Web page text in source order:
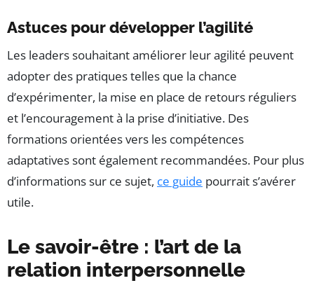
Astuces pour développer l’agilité
Les leaders souhaitant améliorer leur agilité peuvent
adopter des pratiques telles que la chance
d’expérimenter, la mise en place de retours réguliers
et l’encouragement à la prise d’initiative. Des
formations orientées vers les compétences
adaptatives sont également recommandées. Pour plus
d’informations sur ce sujet, ce guide pourrait s’avérer
utile.
Le savoir-être : l’art de la
relation interpersonnelle